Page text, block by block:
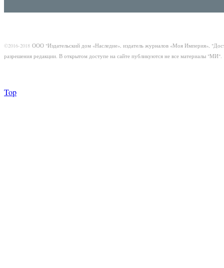
©2016-2018 ООО "Издательский дом «Наследие», издатель журналов «Моя Империя»,
разрешения редакции. В открытом доступе на сайте публикуются не все материалы "МИ".
Top